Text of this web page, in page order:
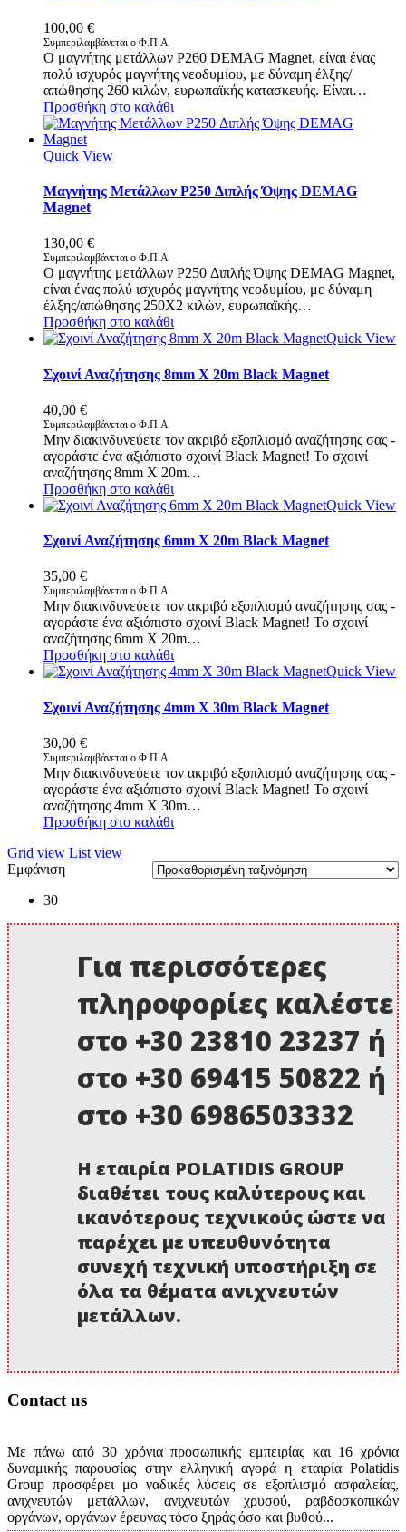
100,00 €
Συμπεριλαμβάνεται ο Φ.Π.Α
Ο μαγνήτης μετάλλων P260 DEMAG Magnet, είναι ένας
πολύ ισχυρός μαγνήτης νεοδυμίου, με δύναμη έλξης/
απώθησης 260 κιλών, ευρωπαϊκής κατασκευής. Είναι…
Προσθήκη στο καλάθι
Quick View
Μαγνήτης Μετάλλων P250 Διπλής Όψης DEMAG
Magnet
130,00 €
Συμπεριλαμβάνεται ο Φ.Π.Α
Ο μαγνήτης μετάλλων P250 Διπλής Όψης DEMAG Magnet,
είναι ένας πολύ ισχυρός μαγνήτης νεοδυμίου, με δύναμη
έλξης/απώθησης 250X2 κιλών, ευρωπαϊκής…
Προσθήκη στο καλάθι
Quick View
Σχοινί Αναζήτησης 8mm X 20m Black Magnet
40,00 €
Συμπεριλαμβάνεται ο Φ.Π.Α
Μην διακινδυνεύετε τον ακριβό εξοπλισμό αναζήτησης σας -
αγοράστε ένα αξιόπιστο σχοινί Black Magnet! Το σχοινί
αναζήτησης 8mm X 20m…
Προσθήκη στο καλάθι
Quick View
Σχοινί Αναζήτησης 6mm X 20m Black Magnet
35,00 €
Συμπεριλαμβάνεται ο Φ.Π.Α
Μην διακινδυνεύετε τον ακριβό εξοπλισμό αναζήτησης σας -
αγοράστε ένα αξιόπιστο σχοινί Black Magnet! Το σχοινί
αναζήτησης 6mm X 20m…
Προσθήκη στο καλάθι
Quick View
Σχοινί Αναζήτησης 4mm X 30m Black Magnet
30,00 €
Συμπεριλαμβάνεται ο Φ.Π.Α
Μην διακινδυνεύετε τον ακριβό εξοπλισμό αναζήτησης σας -
αγοράστε ένα αξιόπιστο σχοινί Black Magnet! Το σχοινί
αναζήτησης 4mm X 30m…
Προσθήκη στο καλάθι
Grid view List view
Εμφάνιση
30
Για περισσότερες
πληροφορίες καλέστε
στο +30 23810 23237 ή
στο +30 69415 50822 ή
στο +30 6986503332
Η εταιρία POLATIDIS GROUP
διαθέτει τους καλύτερους και
ικανότερους τεχνικούς ώστε να
παρέχει με υπευθυνότητα
συνεχή τεχνική υποστήριξη σε
όλα τα θέματα ανιχνευτών
μετάλλων.
Contact us
Με πάνω από 30 χρόνια προσωπικής εμπειρίας και 16 χρόνια
δυναμικής παρουσίας στην ελληνική αγορά η εταιρία Polatidis
Group προσφέρει μο ναδικές λύσεις σε εξοπλισμό ασφαλείας,
ανιχνευτών μετάλλων, ανιχνευτών χρυσού, ραβδοσκοπικών
οργάνων, οργάνων έρευνας τόσο ξηράς όσο και βυθού...